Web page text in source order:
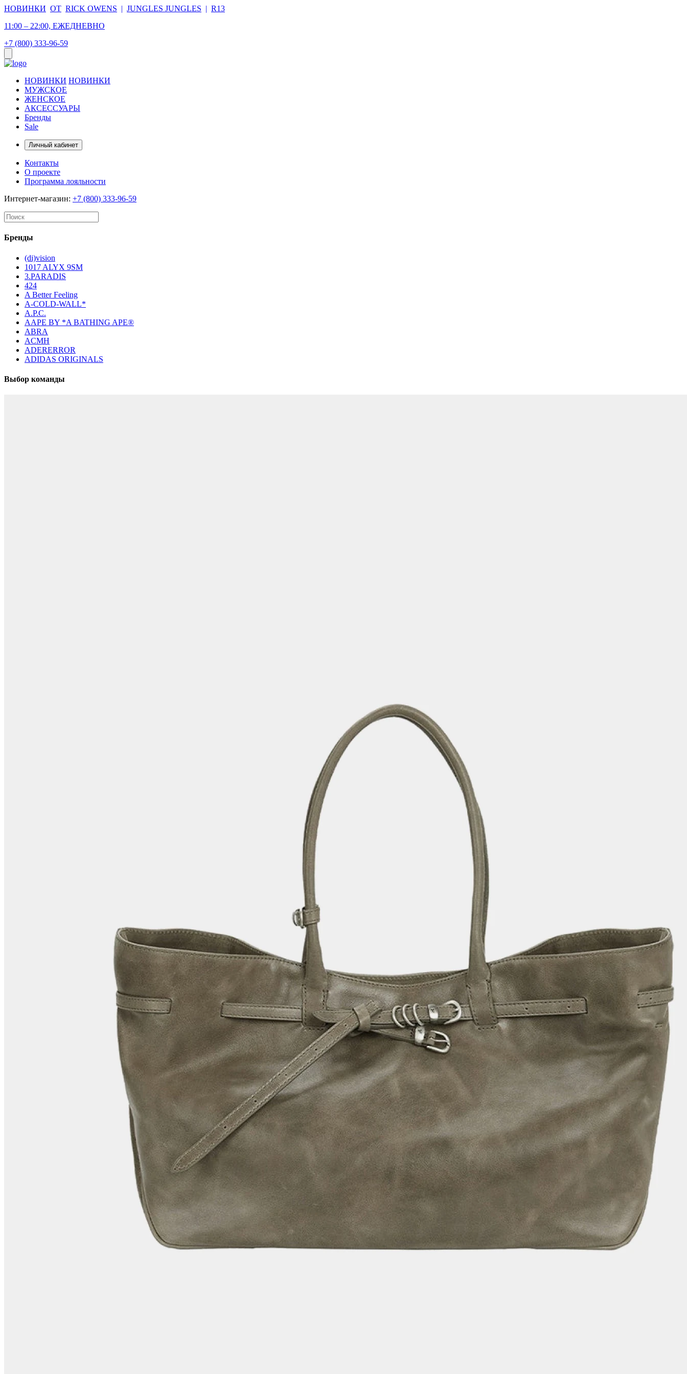
НОВИНКИ ОТ RICK OWENS | JUNGLES JUNGLES | R13
11:00 – 22:00, ЕЖЕДНЕВНО
+7 (800) 333-96-59
НОВИНКИ НОВИНКИ
МУЖСКОЕ
ЖЕНСКОЕ
АКСЕССУАРЫ
Бренды
Sale
Личный кабинет
Контакты
О проекте
Программа лояльности
Интернет-магазин: +7 (800) 333-96-59
Бренды
(di)vision
1017 ALYX 9SM
3.PARADIS
424
A Better Feeling
A-COLD-WALL*
A.P.C.
AAPE BY *A BATHING APE®
ABRA
ACMH
ADERERROR
ADIDAS ORIGINALS
Выбор команды